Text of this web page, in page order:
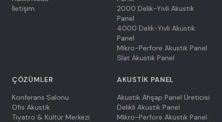
İletişim
2000 Delik-Yivli Akustik
Panel
4000 Delik-Yivli Akustik
Panel
Mikro-Perfore Akustik Panel
Slat Akustik Panel
ÇÖZÜMLER
Konferans Salonu
Ofis Akustik
Tiyatro & Kültür Merkezi
AKUSTIK PANEL
Akustik Ahşap Panel Üreticisi
Delikli Akustik Panel
Mikro-Perfore Akustik Panel